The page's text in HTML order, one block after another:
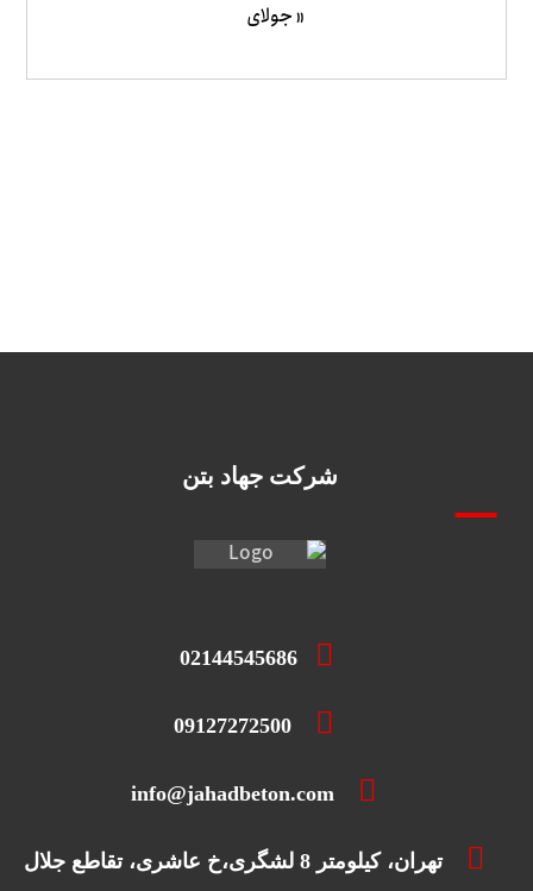
« جولای
شرکت جهاد بتن
02144545686
09127272500
info@jahadbeton.com
تهران، کیلومتر 8 لشگری،خ عاشری، تقاطع جلال